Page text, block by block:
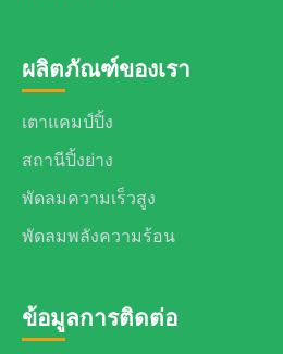
ผลิตภัณฑ์ของเรา
เตาแคมป์ปิ้ง
สถานีปิ้งย่าง
พัดลมความเร็วสูง
พัดลมพลังความร้อน
ข้อมูลการติดต่อ